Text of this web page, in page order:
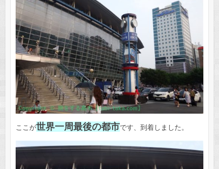
ここが世界一周最後の都市です、到着しました。